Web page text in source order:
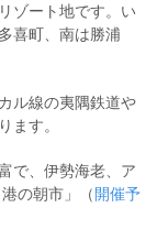
ゾート地です。い
喜町、南は勝浦
ル線の夷隅鉄道や
ます。
で、伊勢海老、ア
の朝市」（ 開催予